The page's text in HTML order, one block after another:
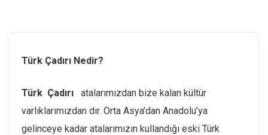
Türk Çadırı Nedir?
Türk Çadırı
atalarımızdan bize kalan kültür
varlıklarımızdan dır. Orta Asya’dan Anadolu’ya
gelinceye kadar atalarımızın kullandığı eski Türk